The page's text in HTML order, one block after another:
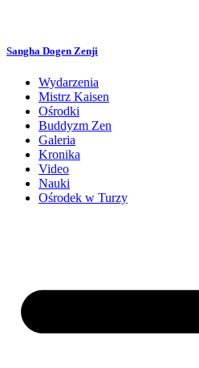
treści
Sangha Dogen Zenji
Wydarzenia
Mistrz Kaisen
Ośrodki
Buddyzm Zen
Galeria
Kronika
Video
Nauki
Ośrodek w Turzy